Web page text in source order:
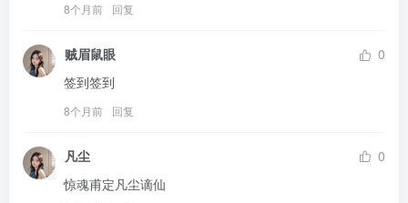
8个月前 回复
贼眉鼠眼
0
签到签到
8个月前 回复
凡尘
0
惊魂甫定凡尘谪仙